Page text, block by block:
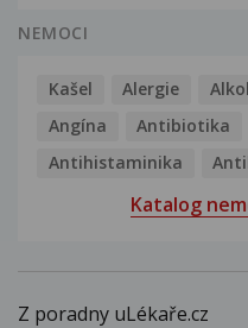
NEMOCI
Kašel Alergie
Angína
Antibiotika
Antihistaminika
Katalog
Z poradny uLékaře.cz